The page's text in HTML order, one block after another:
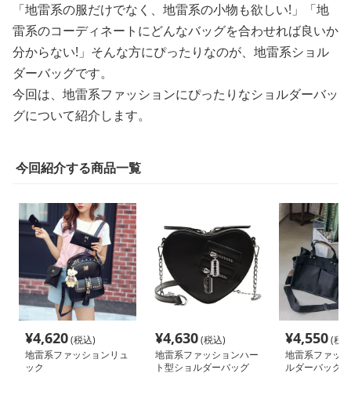
「地雷系の服だけでなく、地雷系の小物も欲しい!」「地
雷系のコーディネートにどんなバッグを合わせれば良いか
分からない!」そんな方にぴったりなのが、地雷系ショル
ダーバッグです。
今回は、地雷系ファッションにぴったりなショルダーバッ
グについて紹介します。
今回紹介する商品一覧
¥4,620(税込)
地雷系ファッションリュ
ック
¥4,630(税込)
地雷系ファッションハー
ト型ショルダーバッグ
¥4,550(税
地雷系ファッ
ルダーバッグ/